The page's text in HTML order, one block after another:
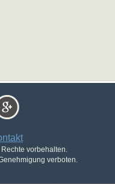
vorbehalten.
verboten.